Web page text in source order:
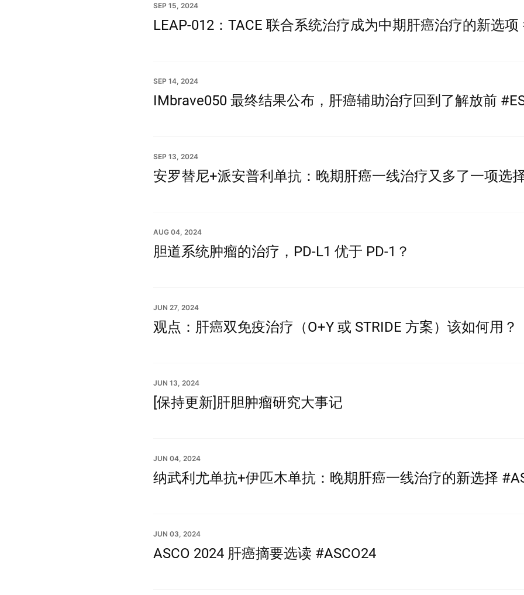
SEP 15, 2024
LEAP-012：TACE 联合系统治疗成为中期肝癌治疗的新选项
SEP 14, 2024
IMbrave050 最终结果公布，肝癌辅助治疗回到了解放前
SEP 13, 2024
安罗替尼+派安普利单抗：晚期肝癌一线治疗又多了一项选
AUG 04, 2024
胆道系统肿瘤的治疗，PD-L1 优于 PD-1？
JUN 27, 2024
观点：肝癌双免疫治疗（O+Y 或 STRIDE 方案）该如何用？
JUN 13, 2024
[保持更新]肝胆肿瘤研究大事记
JUN 04, 2024
纳武利尤单抗+伊匹木单抗：晚期肝癌一线治疗的新选择
JUN 03, 2024
ASCO 2024 肝癌摘要选读 #ASCO24